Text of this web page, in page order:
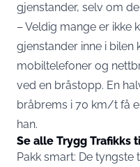
gjenstander, selv om
– Veldig mange er ikke
gjenstander inne i bilen
mobiltelefoner og
ved en bråstopp. En
bråbrems i 70 km/t få
han.
Se alle Trygg Trafikks
Pakk smart: De tyngste